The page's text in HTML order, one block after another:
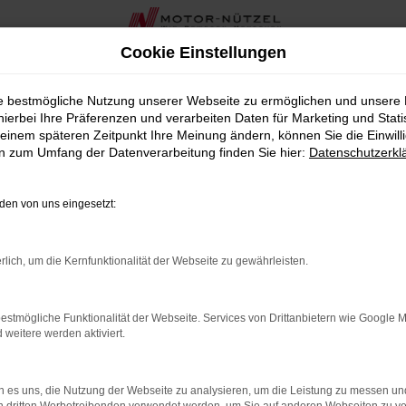
bei Motor-Nützel
Fahrzeug sind, das Leistung, Stil und Komfort perfekt
CUPRA Autohaus in der Nähe von Marktredwitz
exzellente Fahrdynamik und elegantes Design. Bei
durch eine persönliche und umfassende Beratung
wir Ihnen in der Nähe von Marktredwitz zahlreiche
erhalten Sie alles aus einer Hand. Unser Ziel ist es, Ihnen
Ateca von CUPRA die perfekte Wahl für Marktredwitz ist.
Cookie Einstellungen
bestmögliche Nutzung unserer Webseite zu ermöglichen und unsere
Ihre Präferenzen und verarbeiten Daten für Marketing und
späteren Zeitpunkt Ihre Meinung ändern, können Sie die
zum Umfang der Datenverarbeitung finden Sie hier:
von uns eingesetzt:
um die Kernfunktionalität der Webseite zu gewährleisten.
Funktionalität der Webseite. Services von Drittanbietern wie Google
weitere werden aktiviert.
es uns, die Nutzung der Webseite zu analysieren, um die Leistung zu messen